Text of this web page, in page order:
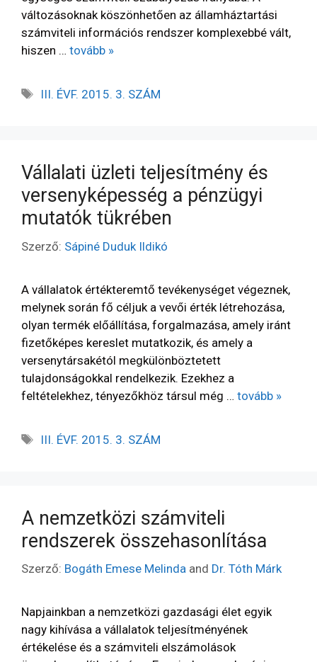
változásoknak köszönhetően az államháztartási
számviteli információs rendszer komplexebbé vált,
hiszen … tovább »
III. ÉVF. 2015. 3. SZÁM
Vállalati üzleti teljesítmény és
versenyképesség a pénzügyi
mutatók tükrében
Szerző: Sápiné Duduk Ildikó
A vállalatok értékteremtő tevékenységet végeznek,
melynek során fő céljuk a vevői érték létrehozása,
olyan termék előállítása, forgalmazása, amely iránt
fizetőképes kereslet mutatkozik, és amely a
versenytársakétól megkülönböztetett
tulajdonságokkal rendelkezik. Ezekhez a
feltételekhez, tényezőkhöz társul még … tovább »
III. ÉVF. 2015. 3. SZÁM
A nemzetközi számviteli
rendszerek összehasonlítása
Szerző: Bogáth Emese Melinda and Dr. Tóth Márk
Napjainkban a nemzetközi gazdasági élet egyik
nagy kihívása a vállalatok teljesítményének
értékelése és a számviteli elszámolások